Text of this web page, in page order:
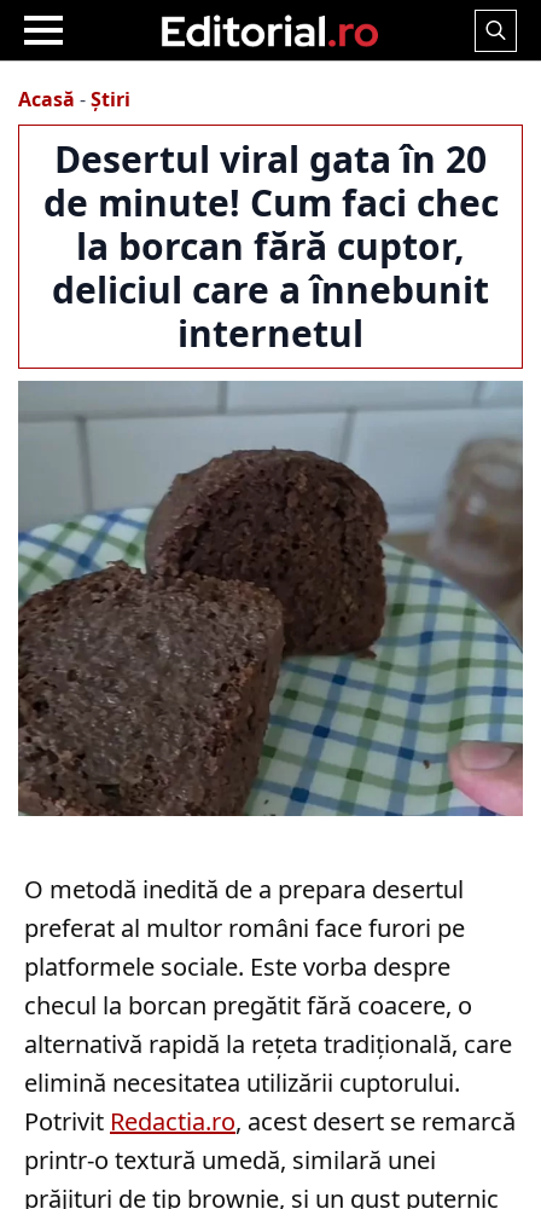
Search
Acasă -Știri
Desertul viral gata în 20
de minute! Cum faci chec
la borcan fără cuptor,
deliciul care a înnebunit
internetul
O metodă inedită de a prepara desertul
preferat al multor români face furori pe
platformele sociale. Este vorba despre
checul la borcan pregătit fără coacere, o
alternativă rapidă la rețeta tradițională, care
elimină necesitatea utilizării cuptorului.
Potrivit Redactia.ro, acest desert se remarcă
printr-o textură umedă, similară unei
prăjituri de tip brownie, și un gust puternic